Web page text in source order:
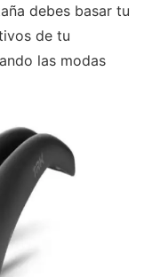
debes basar tu
de tu
las modas